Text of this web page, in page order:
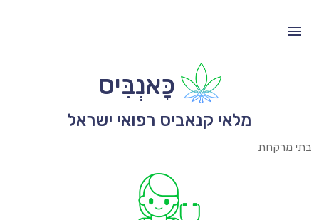
כָּאנְבִּיס
מלאי קנאביס רפואי ישראל
בתי מרקחת